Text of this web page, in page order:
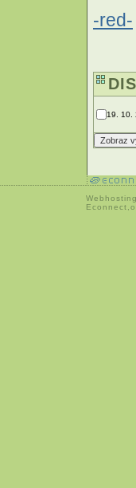
-red-
19. 10.
Webhosting